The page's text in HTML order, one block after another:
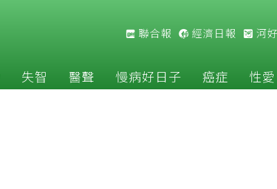
聯合報 經濟日報 河
失智 醫聲 慢病好日子 癌症 性愛